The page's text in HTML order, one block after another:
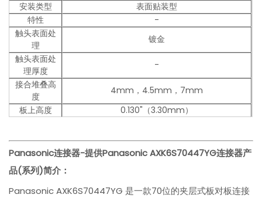
安装类型
表面贴装型
特性
-
触头表面处
理
镀金
触头表面处
理厚度
-
接合堆叠高
度
4mm，4.5mm，7mm
板上高度
0.130"（3.30mm）
Panasonic连接器-提供Panasonic AXK6S70447YG连接器产
品(系列)简介：
Panasonic AXK6S70447YG 是一款70位的夹层式板对板连接